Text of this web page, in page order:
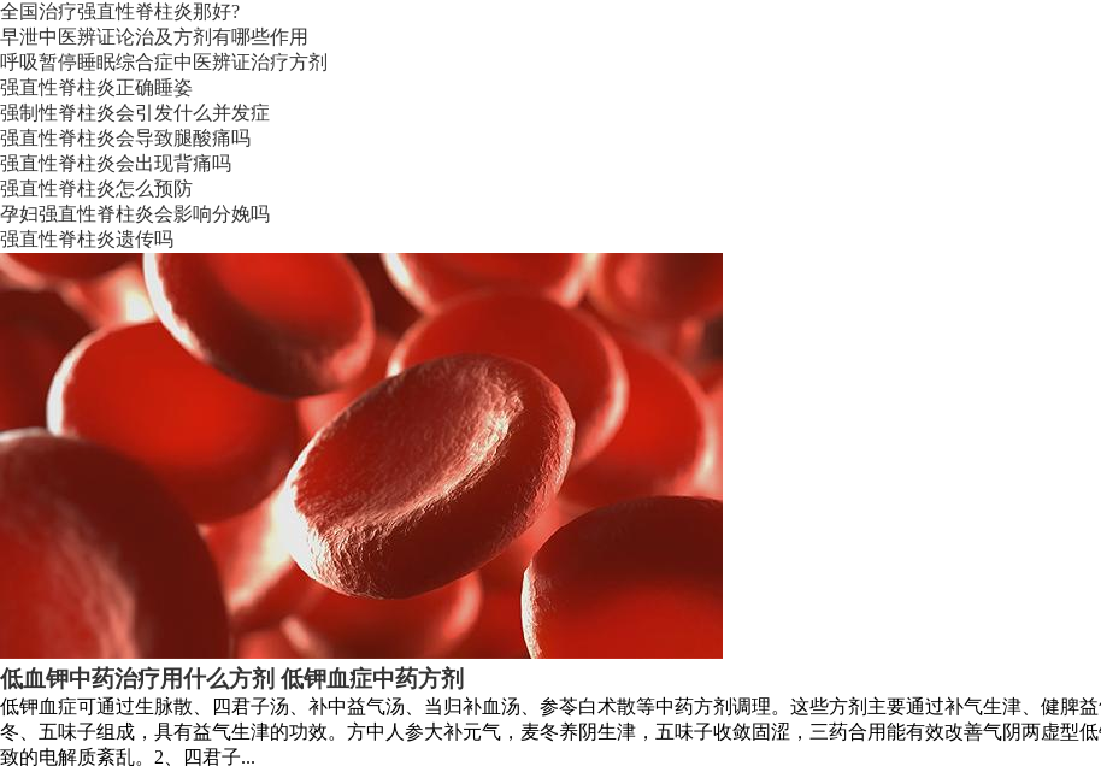
全国治疗强直性脊柱炎那好?
早泄中医辨证论治及方剂有哪些作用
呼吸暂停睡眠综合症中医辨证治疗方剂
强直性脊柱炎正确睡姿
强制性脊柱炎会引发什么并发症
强直性脊柱炎会导致腿酸痛吗
强直性脊柱炎会出现背痛吗
强直性脊柱炎怎么预防
孕妇强直性脊柱炎会影响分娩吗
强直性脊柱炎遗传吗
低血钾中药治疗用什么方剂 低钾血症中药方剂
低钾血症可通过生脉散、四君子汤、补中益气汤、当归补血汤、参苓白术散等中药方剂调理。这些方剂主要通过补气生津、健脾
冬、五味子组成，具有益气生津的功效。方中人参大补元气，麦冬养阴生津，五味子收敛固涩，三药合用能有效改善气阴两虚型
致的电解质紊乱。2、四君子...